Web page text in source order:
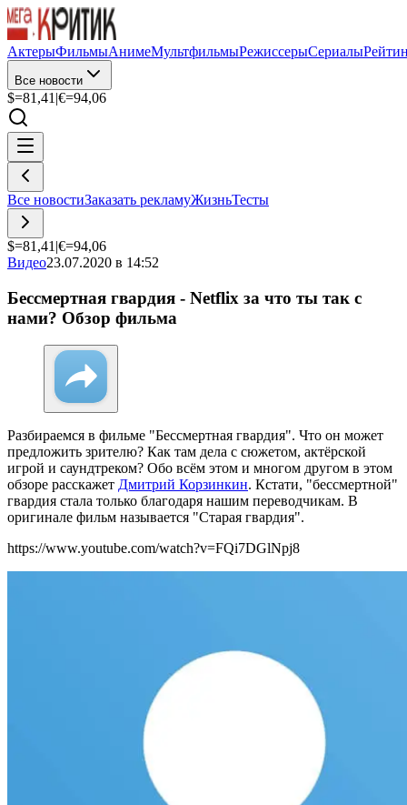
АктерыФильмыАнимеМультфильмыРежиссерыСериалы
Все новости
$=81,41 |€=94,06
Все новостиЗаказать рекламуЖизньТесты
$=81,41 |€=94,06
Видео23.07.2020 в 14:52
Бессмертная гвардия - Netflix за что ты так с
нами? Обзор фильма
Разбираемся в фильме "Бессмертная гвардия". Что он может
предложить зрителю? Как там дела с сюжетом, актёрской
игрой и саундтреком? Обо всём этом и многом другом в этом
обзоре расскажет Дмитрий Корзинкин. Кстати, "бессмертной"
гвардия стала только благодаря нашим переводчикам. В
оригинале фильм называется "Старая гвардия".
https://www.youtube.com/watch?v=FQi7DGlNpj8